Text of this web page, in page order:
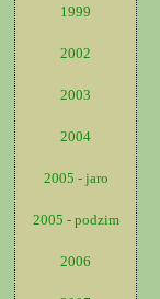
1999
2002
2003
2004
2005 - jaro
2005 - podzim
2006